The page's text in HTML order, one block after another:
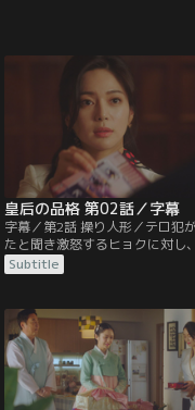
皇后の品格 第02話／字幕
字幕／第2話 操り人形／テロ犯
たと聞き激怒するヒョクに対し
書室長ミン・ユラは暗殺は太后
太后はヒョクの部屋を盗撮して
に憤るヒョクはこっそり王宮を
Subtitle